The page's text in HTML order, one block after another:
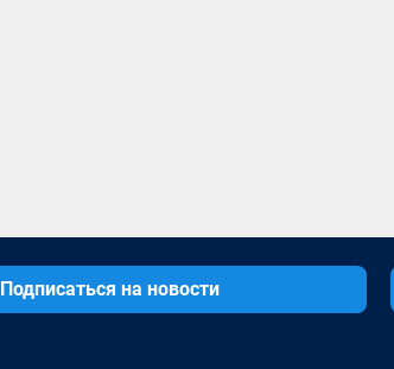
Подписаться на новости